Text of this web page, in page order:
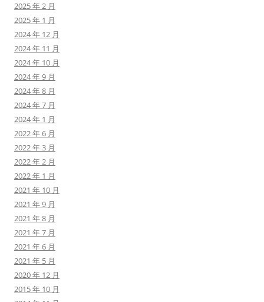
2025 年 2 月
2025 年 1 月
2024 年 12 月
2024 年 11 月
2024 年 10 月
2024 年 9 月
2024 年 8 月
2024 年 7 月
2024 年 1 月
2022 年 6 月
2022 年 3 月
2022 年 2 月
2022 年 1 月
2021 年 10 月
2021 年 9 月
2021 年 8 月
2021 年 7 月
2021 年 6 月
2021 年 5 月
2020 年 12 月
2015 年 10 月